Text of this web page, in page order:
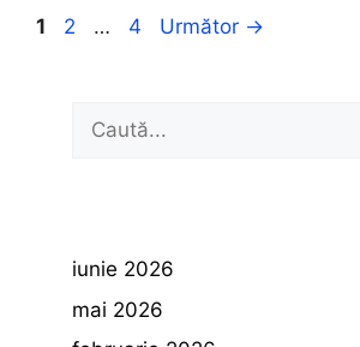
Pagina
1 Pagina
2 … Pagina
4 Următor →
Caută
iunie 2026
mai 2026